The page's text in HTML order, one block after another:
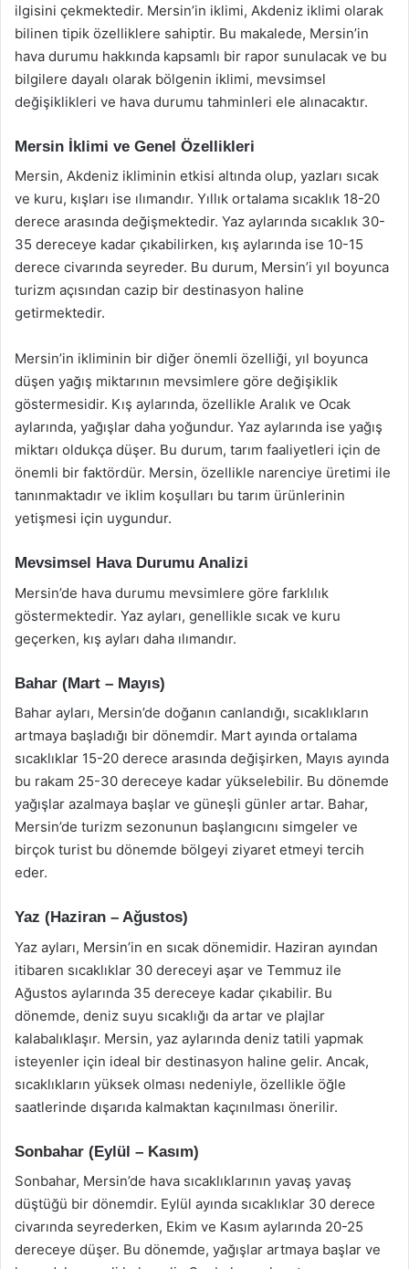
ilgisini çekmektedir. Mersin’in iklimi, Akdeniz iklimi olarak
bilinen tipik özelliklere sahiptir. Bu makalede, Mersin’in
hava durumu hakkında kapsamlı bir rapor sunulacak ve bu
bilgilere dayalı olarak bölgenin iklimi, mevsimsel
değişiklikleri ve hava durumu tahminleri ele alınacaktır.
Mersin İklimi ve Genel Özellikleri
Mersin, Akdeniz ikliminin etkisi altında olup, yazları sıcak
ve kuru, kışları ise ılımandır. Yıllık ortalama sıcaklık 18-20
derece arasında değişmektedir. Yaz aylarında sıcaklık 30-
35 dereceye kadar çıkabilirken, kış aylarında ise 10-15
derece civarında seyreder. Bu durum, Mersin’i yıl boyunca
turizm açısından cazip bir destinasyon haline
getirmektedir.
Mersin’in ikliminin bir diğer önemli özelliği, yıl boyunca
düşen yağış miktarının mevsimlere göre değişiklik
göstermesidir. Kış aylarında, özellikle Aralık ve Ocak
aylarında, yağışlar daha yoğundur. Yaz aylarında ise yağış
miktarı oldukça düşer. Bu durum, tarım faaliyetleri için de
önemli bir faktördür. Mersin, özellikle narenciye üretimi ile
tanınmaktadır ve iklim koşulları bu tarım ürünlerinin
yetişmesi için uygundur.
Mevsimsel Hava Durumu Analizi
Mersin’de hava durumu mevsimlere göre farklılık
göstermektedir. Yaz ayları, genellikle sıcak ve kuru
geçerken, kış ayları daha ılımandır.
Bahar (Mart – Mayıs)
Bahar ayları, Mersin’de doğanın canlandığı, sıcaklıkların
artmaya başladığı bir dönemdir. Mart ayında ortalama
sıcaklıklar 15-20 derece arasında değişirken, Mayıs ayında
bu rakam 25-30 dereceye kadar yükselebilir. Bu dönemde
yağışlar azalmaya başlar ve güneşli günler artar. Bahar,
Mersin’de turizm sezonunun başlangıcını simgeler ve
birçok turist bu dönemde bölgeyi ziyaret etmeyi tercih
eder.
Yaz (Haziran – Ağustos)
Yaz ayları, Mersin’in en sıcak dönemidir. Haziran ayından
itibaren sıcaklıklar 30 dereceyi aşar ve Temmuz ile
Ağustos aylarında 35 dereceye kadar çıkabilir. Bu
dönemde, deniz suyu sıcaklığı da artar ve plajlar
kalabalıklaşır. Mersin, yaz aylarında deniz tatili yapmak
isteyenler için ideal bir destinasyon haline gelir. Ancak,
sıcaklıkların yüksek olması nedeniyle, özellikle öğle
saatlerinde dışarıda kalmaktan kaçınılması önerilir.
Sonbahar (Eylül – Kasım)
Sonbahar, Mersin’de hava sıcaklıklarının yavaş yavaş
düştüğü bir dönemdir. Eylül ayında sıcaklıklar 30 derece
civarında seyrederken, Ekim ve Kasım aylarında 20-25
dereceye düşer. Bu dönemde, yağışlar artmaya başlar ve